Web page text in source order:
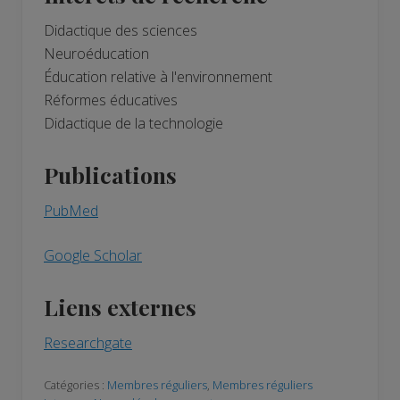
Didactique des sciences
Neuroéducation
Éducation relative à l'environnement
Réformes éducatives
Didactique de la technologie
Publications
PubMed
Google Scholar
Liens externes
Researchgate
Catégories : Membres réguliers, Membres réguliers